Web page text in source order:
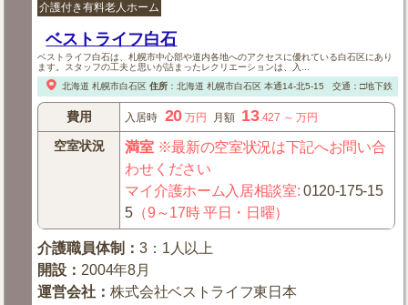
介護付き有料老人ホーム
ベストライフ白石
ベストライフ白石は、札幌市中心部や道内各地へのアクセスに優れている白石区にあり
ます。スタッフの工夫と思いが詰まったレクリエーションは、入...
北海道 札幌市白石区 住所： 北海道 札幌市白石区 本通14-北5-15 交通：□地下鉄「
費用 入居時 20 万円 月額 13.427 ～万円
空室状況 満室※最新の空室状況は下記へお問い合
わせください
マイ介護ホーム入居相談室:0120-175-15
5 （9～17時 平日・日曜）
介護職員体制 ：3：1人以上
開設 ：2004年8月
運営会社 ：株式会社ベストライフ東日本